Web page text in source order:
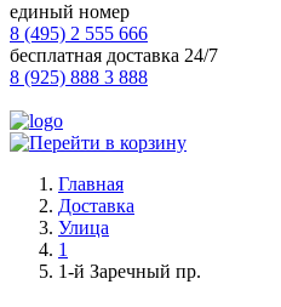
единый номер
8 (495) 2 555 666
бесплатная доставка 24/7
8 (925) 888 3 888
Главная
Доставка
Улица
1
1-й Заречный пр.